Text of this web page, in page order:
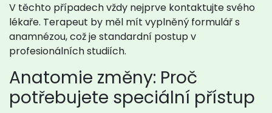
V těchto případech vždy nejprve kontaktujte svého
lékaře. Terapeut by měl mít vyplněný formulář s
anamnézou, což je standardní postup v
profesionálních studiích.
Anatomie změny: Proč
potřebujete speciální přístup